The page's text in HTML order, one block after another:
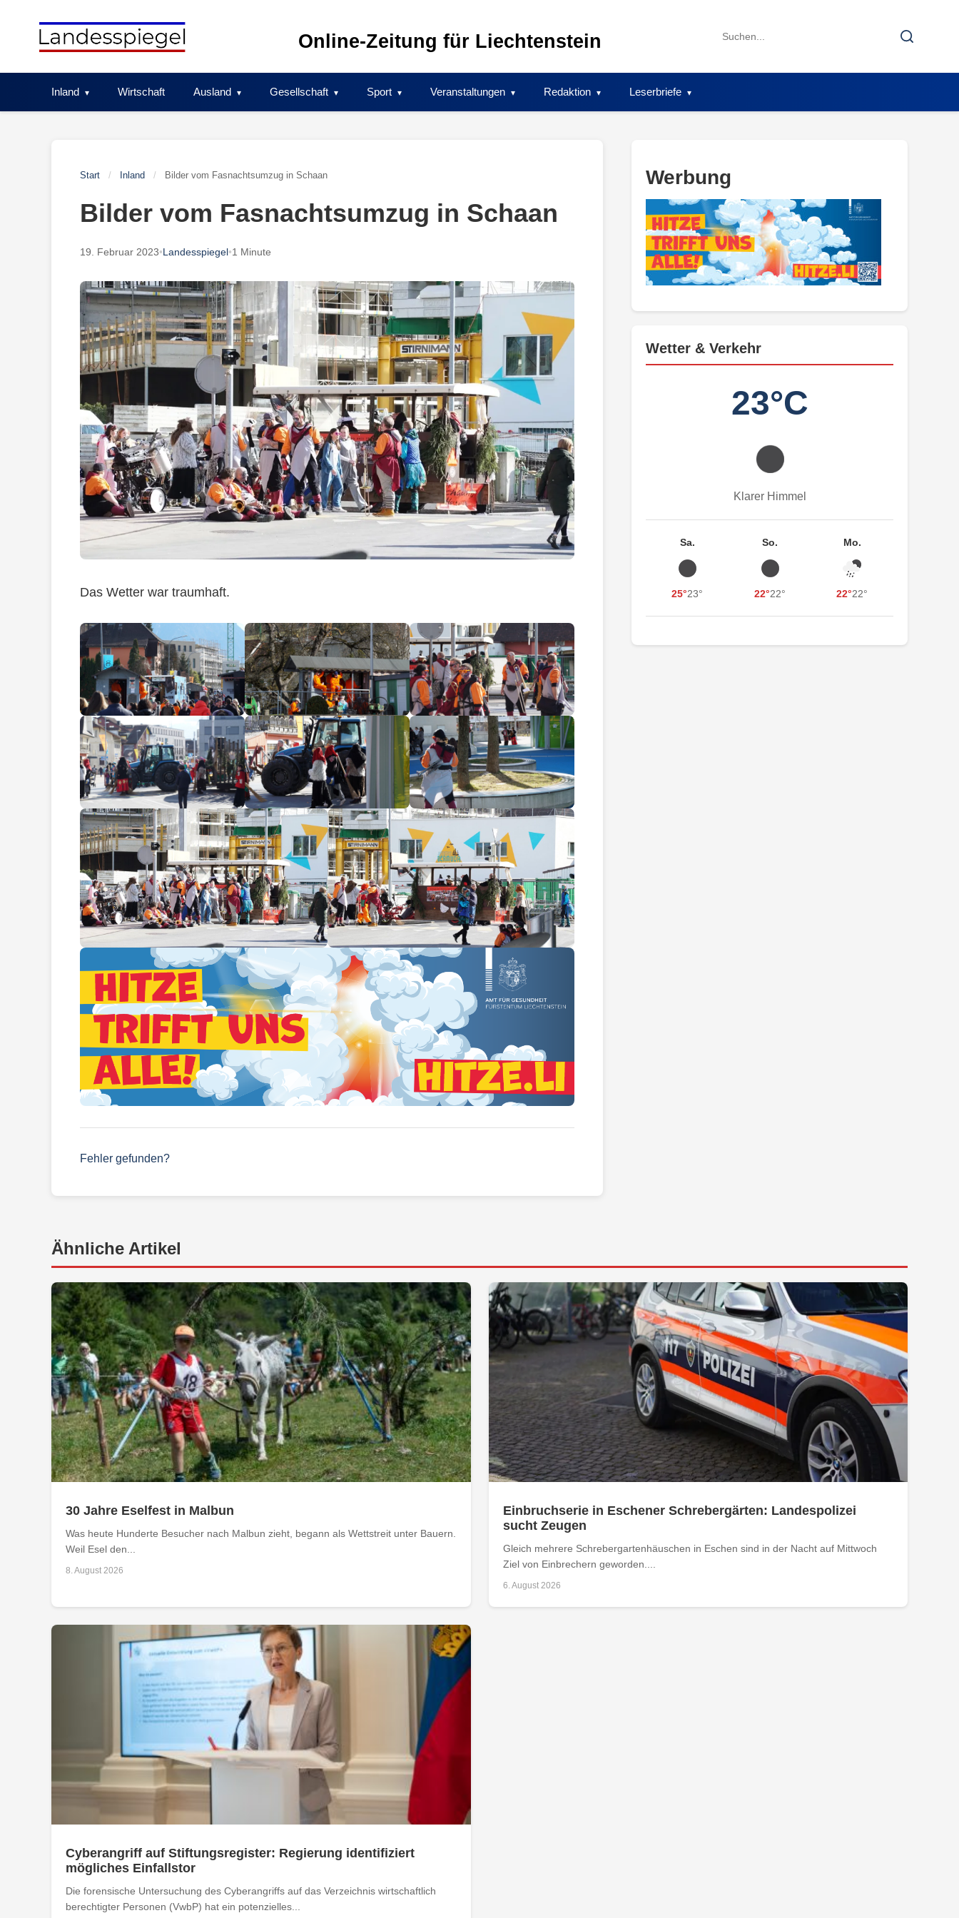
Online-Zeitung für Liechtenstein
Search
Search
Inland Wirtschaft Ausland Gesellschaft Sport Veranstaltungen Redaktion Leserbriefe
Start / Inland / Bilder vom Fasnachtsumzug in Schaan
Bilder vom Fasnachtsumzug in Schaan
19. Februar 2023•Landesspiegel•1 Minute
Das Wetter war traumhaft.
Fehler gefunden?
Werbung
Wetter & Verkehr
23°C
Klarer Himmel
Sa.
25°23°
So.
22°22°
Mo.
22°22°
Ähnliche Artikel
30 Jahre Eselfest in Malbun
Was heute Hunderte Besucher nach Malbun zieht, begann als Wettstreit unter Bauern.
Weil Esel den...
8. August 2026
Einbruchserie in Eschener Schrebergärten: Landespolizei
sucht Zeugen
Gleich mehrere Schrebergartenhäuschen in Eschen sind in der Nacht auf Mittwoch
Ziel von Einbrechern geworden....
6. August 2026
Cyberangriff auf Stiftungsregister: Regierung identifiziert
mögliches Einfallstor
Die forensische Untersuchung des Cyberangriffs auf das Verzeichnis wirtschaftlich
berechtigter Personen (VwbP) hat ein potenzielles...